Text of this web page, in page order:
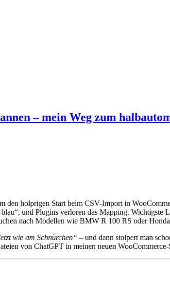
– mein Weg zum
den holprigen Start beim CSV-Import in
und Plugins verloren das Mapping. Wichtigste
nach Modellen wie BMW R 100 RS oder
wie am Schnürchen“ – und dann stolpert man
von ChatGPT in meinen neuen